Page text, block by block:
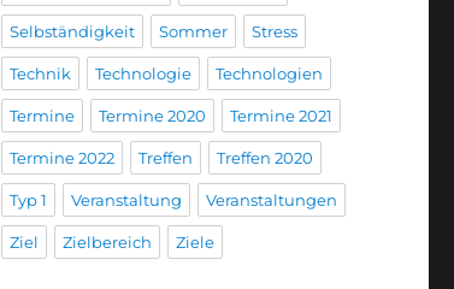
Selbständigkeit Sommer Stress
Technik Technologie Technologien
Termine Termine 2020 Termine 2021
Termine 2022 Treffen Treffen 2020
Typ 1 Veranstaltung Veranstaltungen
Ziel Zielbereich Ziele